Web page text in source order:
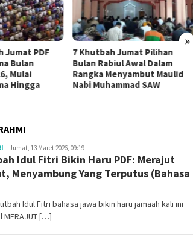
»
Jumat PDF
Bulan
Mulai
Hingga
7 Khutbah Jumat Pilihan
Bulan Rabiul Awal Dalam
Rangka Menyambut Maulid
Nabi Muhammad SAW
Redaksi
Jumat, 13 Maret 2026, 09:19
Idul Fitri Bikin Haru PDF: Merajut
Menyambung Yang Terputus (Bahasa
Idul Fitri bahasa jawa bikin haru jamaah kali ini
MERAJUT […]